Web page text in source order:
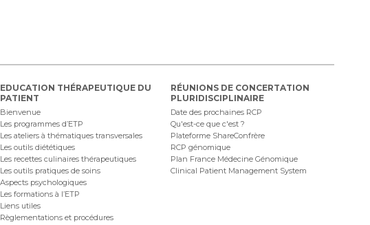
EDUCATION THÉRAPEUTIQUE DU
PATIENT
Bienvenue
Les programmes d’ETP
Les ateliers à thématiques transversales
Les outils diététiques
Les recettes culinaires thérapeutiques
Les outils pratiques de soins
Aspects psychologiques
Les formations à l’ETP
Liens utiles
Règlementations et procédures
RÉUNIONS DE CONCERTATION
PLURIDISCIPLINAIRE
Date des prochaines RCP
Qu'est-ce que c'est ?
Plateforme ShareConfrère
RCP génomique
Plan France Médecine Génomique
Clinical Patient Management System